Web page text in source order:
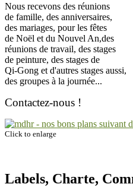
Nous recevons des réunions
de famille, des anniversaires,
des mariages, pour les fêtes
de Noël et du Nouvel An,des
réunions de travail, des stages
de peinture, des stages de
Qi-Gong et d'autres stages aussi,
des groupes à la journée...
Contactez-nous !
Click to enlarge
Labels, Charte,